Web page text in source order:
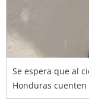
Se espera que al
Honduras